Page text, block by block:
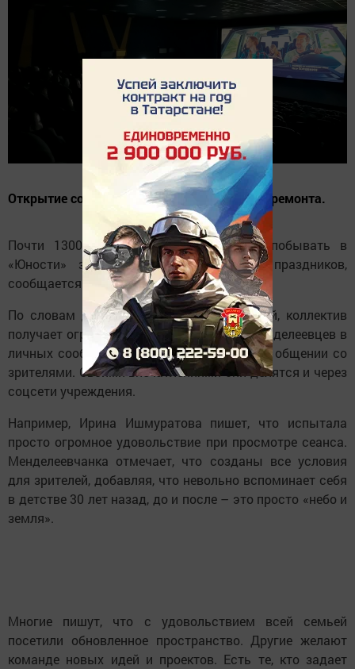
Открытие состоялось 30 декабря после капремонта.
Почти 1300 менделеевцев уже успели побывать в
«Юности» за первые дни новогодних праздников,
сообщается в соцсетях учреждения.
По словам директора Миляуши Каниповой, коллектив
получает огромную обратную связь от менделеевцев в
личных сообщениях, непосредственно при общении со
зрителями. Своими впечатлениями они делятся и через
соцсети учреждения.
Например, Ирина Ишмуратова пишет, что испытала
просто огромное удовольствие при просмотре сеанса.
Менделеевчанка отмечает, что созданы все условия
для зрителей, добавляя, что невольно вспоминает себя
в детстве 30 лет назад, до и после – это просто «небо и
земля».
Многие пишут, что с удовольствием всей семьей
посетили обновленное пространство. Другие желают
команде новых идей и проектов. Есть те, кто задает